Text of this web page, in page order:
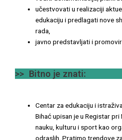
učestvovati u realizaciji
edukaciju i predlagati nove
rada,
javno predstavljati i
>> Bitno je znati:
Centar za edukaciju i
Bihać upisan je u Registar
nauku, kulturu i sport kao
odraslih. Pratimo trendove